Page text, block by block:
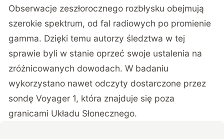
Obserwacje zeszłorocznego rozbłysku obejmują
szerokie spektrum, od fal radiowych po promienie
gamma. Dzięki temu autorzy śledztwa w tej
sprawie byli w stanie oprzeć swoje ustalenia na
zróżnicowanych dowodach. W badaniu
wykorzystano nawet odczyty dostarczone przez
sondę Voyager 1, która znajduje się poza
granicami Układu Słonecznego.